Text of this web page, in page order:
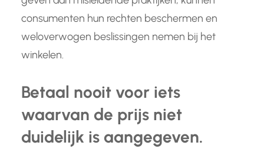
consumenten hun rechten beschermen en
weloverwogen beslissingen nemen bij het
winkelen.
Betaal nooit voor iets
waarvan de prijs niet
duidelijk is aangegeven.